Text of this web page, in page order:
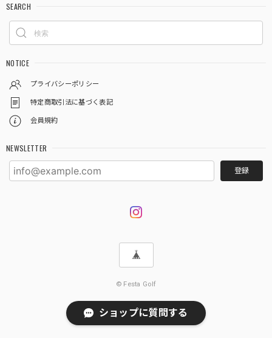
SEARCH
NOTICE
プライバシーポリシー
特定商取引法に基づく表記
会員規約
NEWSLETTER
登録
© Festa Golf
ショップに質問する